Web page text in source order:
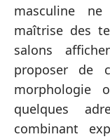
masculine
maîtrise des
salons
proposer de
morphologie
quelques
combinant